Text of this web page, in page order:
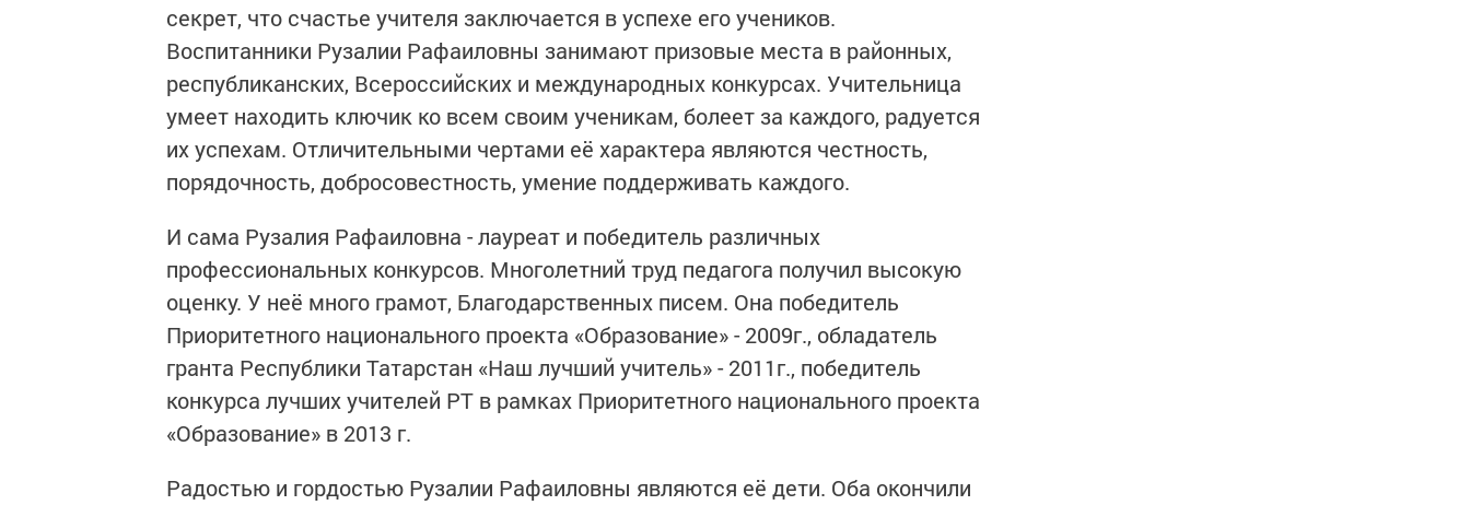
секрет, что счастье учителя заключается в успехе его учеников.
Воспитанники Рузалии Рафаиловны занимают призовые места в районных,
республиканских, Всероссийских и международных конкурсах. Учительница
умеет находить ключик ко всем своим ученикам, болеет за каждого, радуется
их успехам. Отличительными чертами её характера являются честность,
порядочность, добросовестность, умение поддерживать каждого.
И сама Рузалия Рафаиловна - лауреат и победитель различных
профессиональных конкурсов. Многолетний труд педагога получил высокую
оценку. У неё много грамот, Благодарственных писем. Она победитель
Приоритетного национального проекта «Образование» - 2009г., обладатель
гранта Республики Татарстан «Наш лучший учитель» - 2011г., победитель
конкурса лучших учителей РТ в рамках Приоритетного национального проекта
«Образование» в 2013 г.
Радостью и гордостью Рузалии Рафаиловны являются её дети. Оба окончили